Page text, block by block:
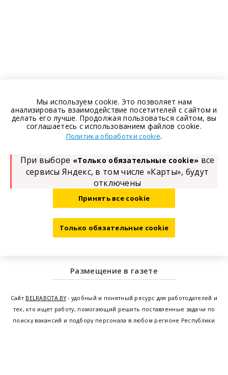
Размещение в газете
Сайт BELRABOTA.BY- удобный и понятный ресурс для работодателей и
тех, кто ищет работу, помогающий решить поставленные задачи по
поиску вакансий и подбору персонала в любом регионе Республики
Мы используем cookie. Это позволяет нам
анализировать взаимодействие посетителей с сайтом и
делать его лучше. Продолжая пользоваться сайтом, вы
соглашаетесь с использованием файлов cookie.
Политика обработки cookie.
При выборе «Только обязательные cookie» все
сервисы Яндекс, в том числе «Карты», будут
отключены
Принять все cookie
Только обязательные cookie